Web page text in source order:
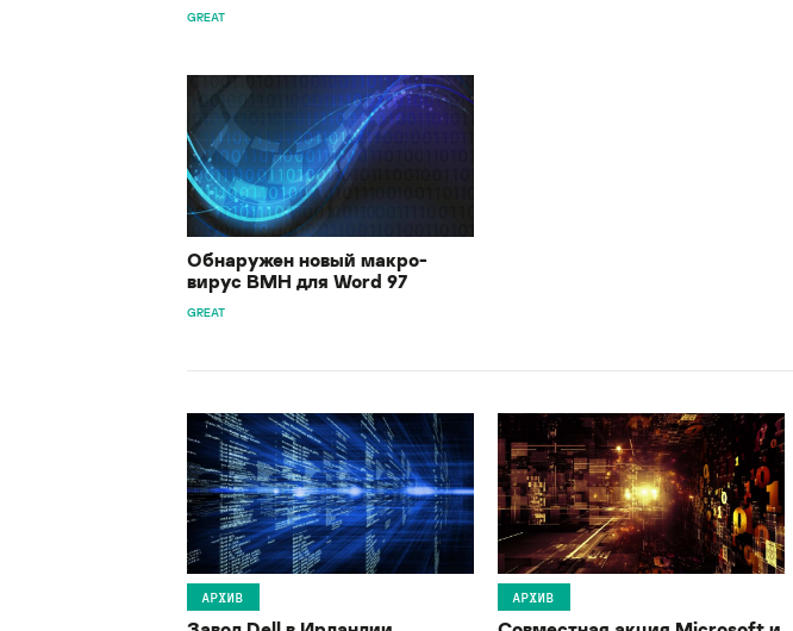
GREAT
Обнаружен новый макро-
вирус BMH для Word 97
GREAT
АРХИВ АРХИВ